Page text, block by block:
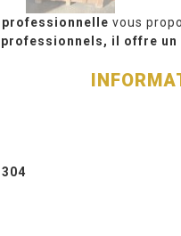
vous
il offre